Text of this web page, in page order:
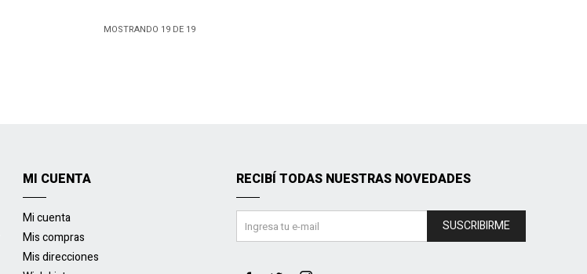
MOSTRANDO 19DE 19
MI CUENTA
Mi cuenta
Mis compras
Mis direcciones
RECIBÍ TODAS NUESTRAS NOVEDADES
SUSCRIBIRME